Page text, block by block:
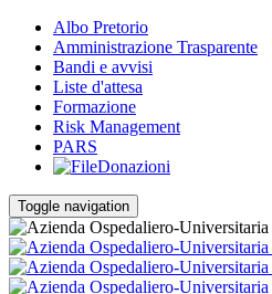
Albo Pretorio
Amministrazione Trasparente
Bandi e avvisi
Liste d'attesa
Formazione
Risk Management
PARS
Donazioni
Toggle navigation